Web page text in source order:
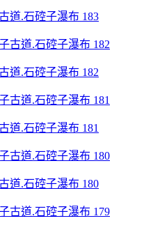
道.石硿子瀑布 183
道.石硿子瀑布 182
道.石硿子瀑布 181
道.石硿子瀑布 180